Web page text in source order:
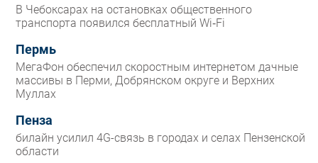
В Чебоксарах на остановках общественного
транспорта появился бесплатный Wi‑Fi
Пермь
МегаФон обеспечил скоростным интернетом дачные
массивы в Перми, Добрянском округе и Верхних
Муллах
Пенза
билайн усилил 4G-связь в городах и селах Пензенской
области